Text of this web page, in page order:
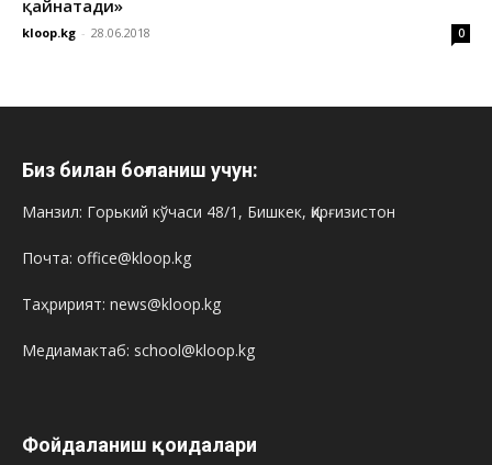
қайнатади»
kloop.kg - 28.06.2018 0
Биз билан боғланиш учун:
Манзил: Горький кўчаси 48/1, Бишкек, Қирғизистон
Почта: office@kloop.kg
Таҳририят: news@kloop.kg
Медиамактаб: school@kloop.kg
Фойдаланиш қоидалари